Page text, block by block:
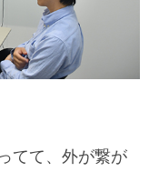
てて、外が繋が